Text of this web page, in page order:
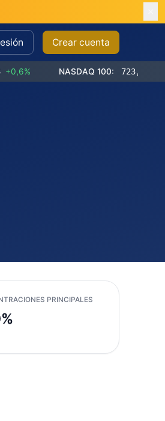
Crear cuenta
NASDAQ 100: 723,03 +1,2%
PRINCIPALES